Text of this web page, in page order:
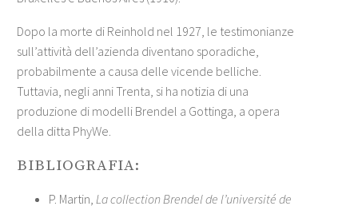
Dopo la morte di Reinhold nel 1927, le testimonianze
sull’attività dell’azienda diventano sporadiche,
probabilmente a causa delle vicende belliche.
Tuttavia, negli anni Trenta, si ha notizia di una
produzione di modelli Brendel a Gottinga, a opera
della ditta PhyWe.
BIBLIOGRAFIA:
P. Martin, La collection Brendel de l’université de